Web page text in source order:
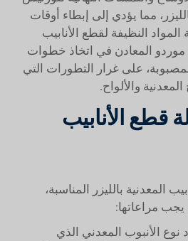
مما يؤدي إلى إبطاء أوقات
المواد النظيفة لقطع الأنابيب
موردو المعادن في اتخاذ خطوات
على غرار التطورات التي
والألواح.
قطع الأنابيب
المعدنية بالليزر المناسبة،
مراعاتها:
نوع الأنبوب المعدني الذي